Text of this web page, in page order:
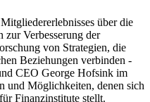
über die
Verbesserung der
von Strategien, die
Beziehungen verbinden -
CEO George Hofsink im
und Möglichkeiten, denen sich
Finanzinstitute stellt.